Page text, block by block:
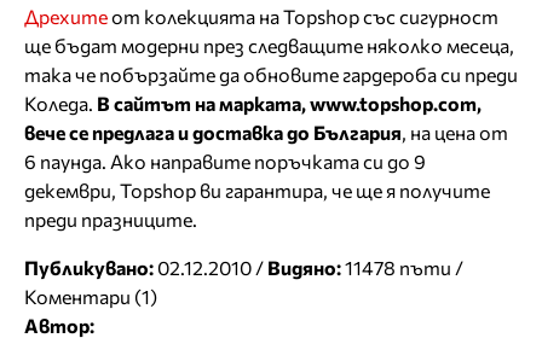
Дрехитеот колекцията на Topshop със сигурност
ще бъдат модерни през следващите няколко месеца,
така че побързайте да обновите гардероба си преди
Коледа. В сайтът на марката, www.topshop.com,
вече се предлага и доставка до България, на цена от
6 паунда. Ако направите поръчката си до 9
декември, Topshop ви гарантира, че ще я получите
преди празниците.
Публикувано: 02.12.2010 / Видяно:11478 пъти /
Коментари (1)
Автор: